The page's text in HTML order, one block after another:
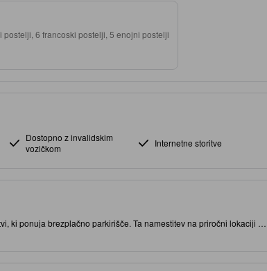
6 francoski postelji, 5 enojni postelji
Dostopno z invalidskim
vozičkom
Internetne storitve
ki ponuja brezplačno parkirišče. Ta namestitev na priročni lokaciji v
restavracij. V tej namestitvi s 4.5 zvezdicami najdete številne